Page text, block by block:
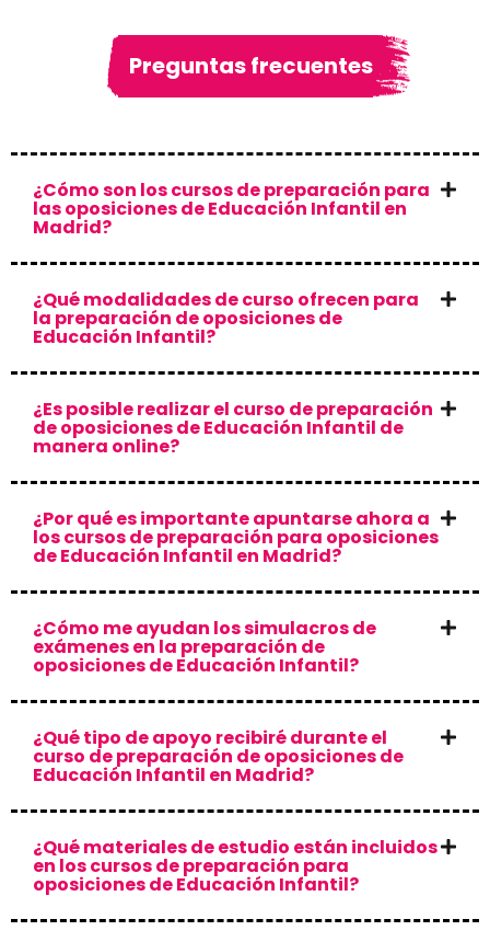
Preguntas frecuentes
¿Cómo son los cursos de preparación para
las oposiciones de Educación Infantil en
Madrid?
¿Qué modalidades de curso ofrecen para
la preparación de oposiciones de
Educación Infantil?
¿Es posible realizar el curso de preparación
de oposiciones de Educación Infantil de
manera online?
¿Por qué es importante apuntarse ahora a
los cursos de preparación para oposiciones
de Educación Infantil en Madrid?
¿Cómo me ayudan los simulacros de
exámenes en la preparación de
oposiciones de Educación Infantil?
¿Qué tipo de apoyo recibiré durante el
curso de preparación de oposiciones de
Educación Infantil en Madrid?
¿Qué materiales de estudio están incluidos
en los cursos de preparación para
oposiciones de Educación Infantil?